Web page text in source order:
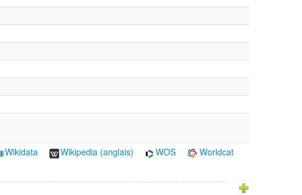
Wikidata Wikipedia (anglais) WOS Worldcat